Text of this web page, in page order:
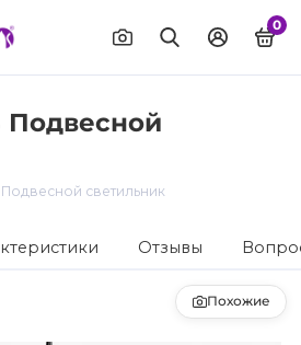
0
Подвесной
светильник
Отзывы
Похожие